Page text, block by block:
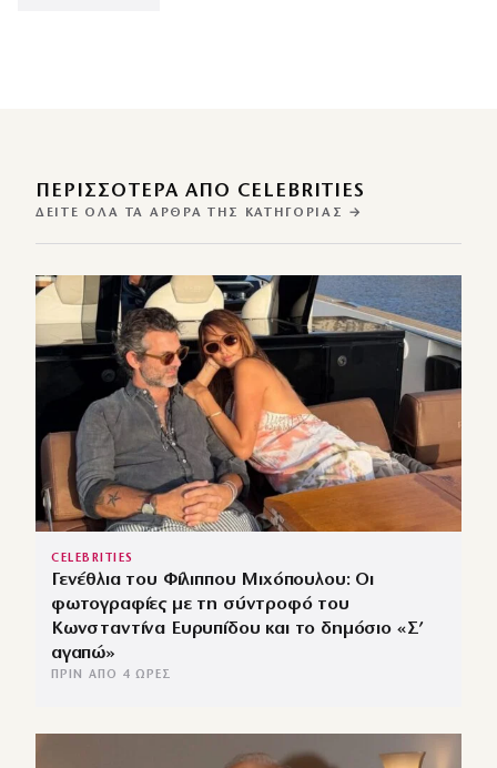
ΠΕΡΙΣΣΌΤΕΡΑ ΑΠΌ CELEBRITIES
ΔΕΊΤΕ ΌΛΑ ΤΑ ΆΡΘΡΑ ΤΗΣ ΚΑΤΗΓΟΡΊΑΣ →
CELEBRITIES
Γενέθλια του Φίλιππου Μιχόπουλου: Οι
φωτογραφίες με τη σύντροφό του
Κωνσταντίνα Ευρυπίδου και το δημόσιο «Σ’
αγαπώ»
ΠΡΙΝ ΑΠΌ 4 ΏΡΕΣ